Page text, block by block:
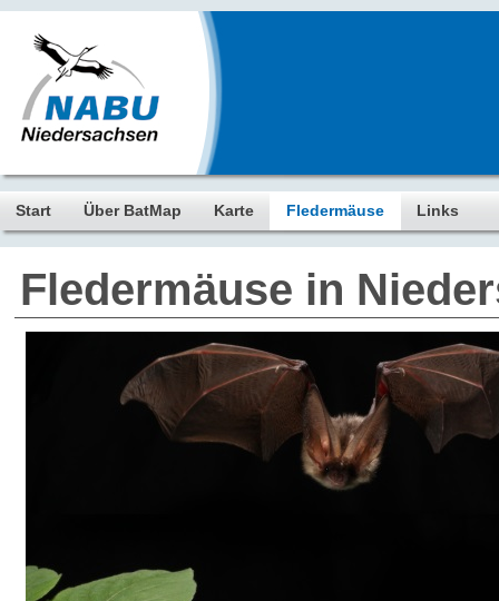
Start Über BatMap Karte Fledermäuse Links
Fledermäuse in